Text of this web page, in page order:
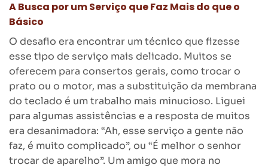
A Busca por um Serviço que Faz Mais do que o
Básico
O desafio era encontrar um técnico que fizesse
esse tipo de serviço mais delicado. Muitos se
oferecem para consertos gerais, como trocar o
prato ou o motor, mas a substituição da membrana
do teclado é um trabalho mais minucioso. Liguei
para algumas assistências e a resposta de muitos
era desanimadora: “Ah, esse serviço a gente não
faz, é muito complicado”, ou “É melhor o senhor
trocar de aparelho”. Um amigo que mora no